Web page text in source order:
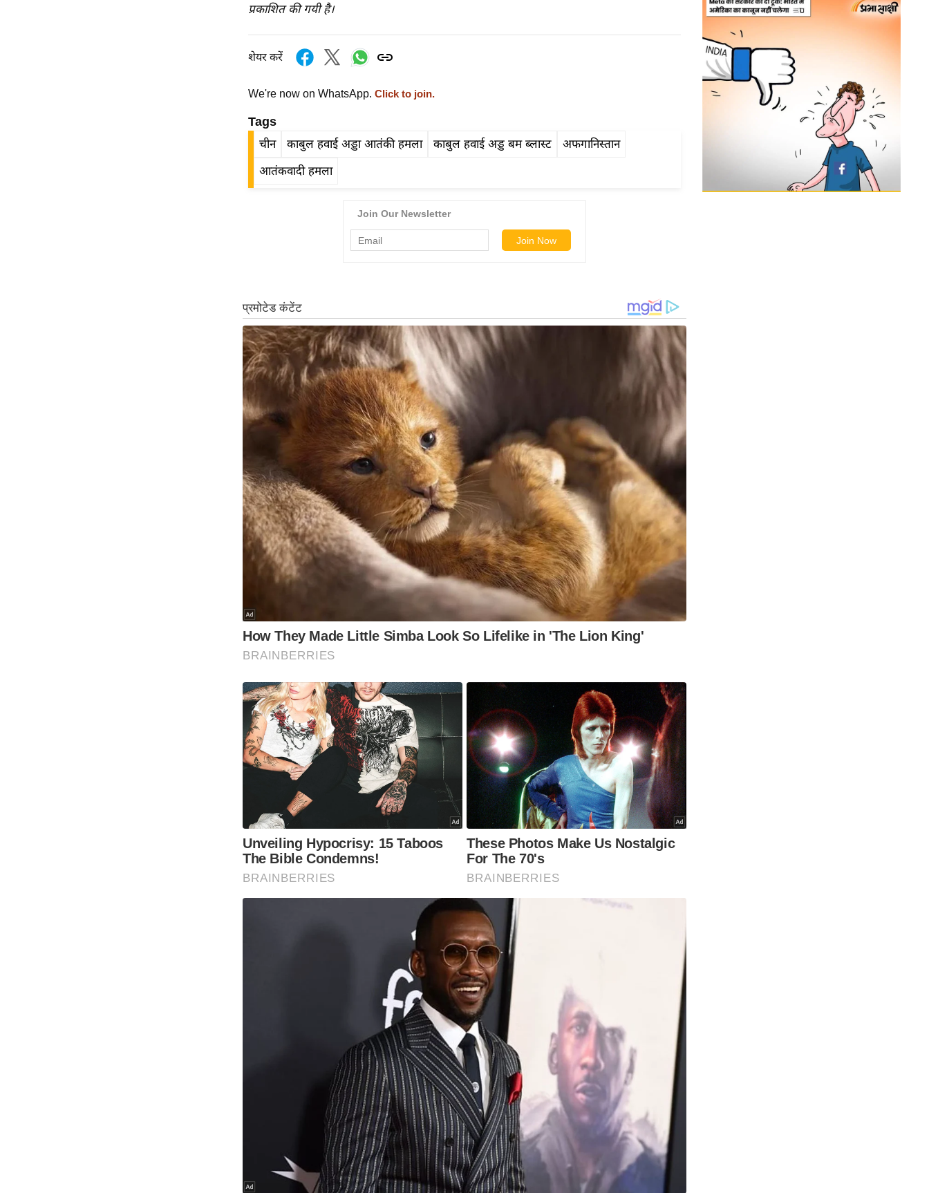
प्रकाशित की गयी है।
शेयर करें
We're now on WhatsApp. Click to join.
Tags
चीन काबुल हवाई अड्डा आतंकी हमला काबुल हवाई अड्ड बम ब्लास्ट अफगानिस्तान
आतंकवादी हमला